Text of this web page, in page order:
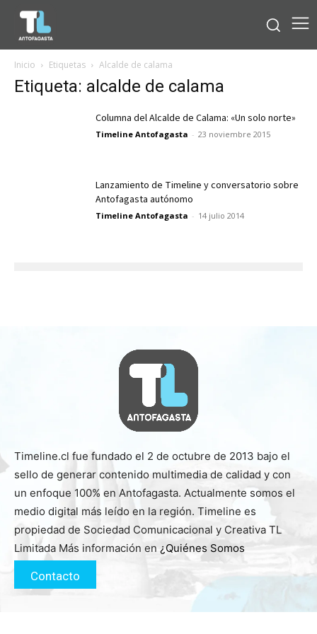
Inicio Etiquetas Alcalde de calama
Etiqueta: alcalde de calama
Columna del Alcalde de Calama: «Un solo norte»
Timeline Antofagasta - 23 noviembre 2015
Lanzamiento de Timeline y conversatorio sobre
Antofagasta autónomo
Timeline Antofagasta - 14 julio 2014
Timeline.cl fue fundado el 2 de octubre de 2013 bajo el
sello de generar contenido multimedia de calidad y con
un enfoque 100% en Antofagasta. Actualmente somos el
medio digital más leído en la región. Timeline es
propiedad de Sociedad Comunicacional y Creativa TL
Limitada Más información en ¿Quiénes Somos
Contacto